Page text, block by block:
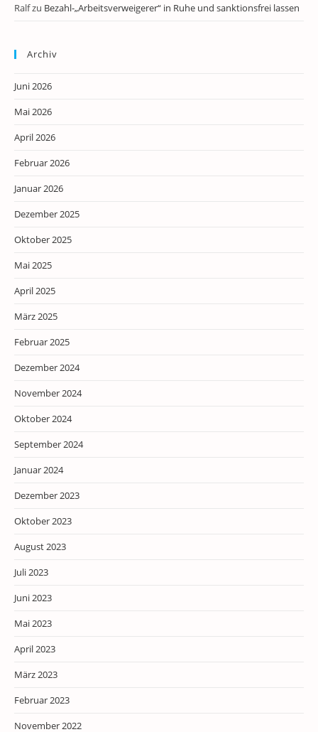
Ralfzu Bezahl-„Arbeitsverweigerer“ in Ruhe und sanktionsfrei lassen
Archiv
Juni 2026
Mai 2026
April 2026
Februar 2026
Januar 2026
Dezember 2025
Oktober 2025
Mai 2025
April 2025
März 2025
Februar 2025
Dezember 2024
November 2024
Oktober 2024
September 2024
Januar 2024
Dezember 2023
Oktober 2023
August 2023
Juli 2023
Juni 2023
Mai 2023
April 2023
März 2023
Februar 2023
November 2022